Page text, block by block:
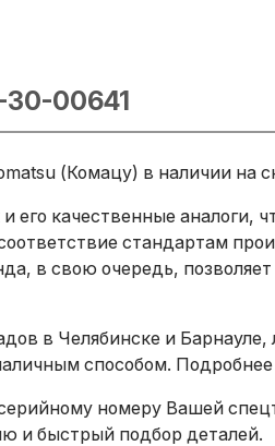
00641
(Комацу) в наличии на
качественные
стандартам
в свою очередь,
в Челябинске и
способом.
номеру Вашей
и быстрый подбор деталей.